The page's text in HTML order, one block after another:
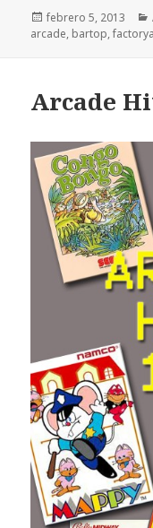
Publicado
el
febrero 5, 2013
arcade, bartop,
Arcade